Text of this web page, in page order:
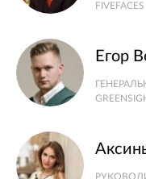
FIVEFACES
Егор